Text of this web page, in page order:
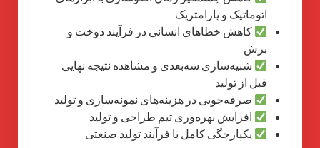
اتوماتیک و پارامتریک
کاهش خطاهای انسانی در فرآیند دوخت و
برش
شبیه‌سازی سه‌بعدی و مشاهده نتیجه نهایی
قبل از تولید
صرفه‌جویی در هزینه‌های نمونه‌سازی و تولید
افزایش بهره‌وری تیم طراحی و تولید
یکپارچگی کامل با فرآیند تولید صنعتی